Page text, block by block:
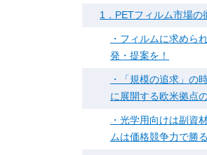
1．PETフィルム市場の
・フィルムに求め
発・提案を！
・「規模の追求」
に展開する欧米拠点
・光学用向けは副
ムは価格競争力で勝